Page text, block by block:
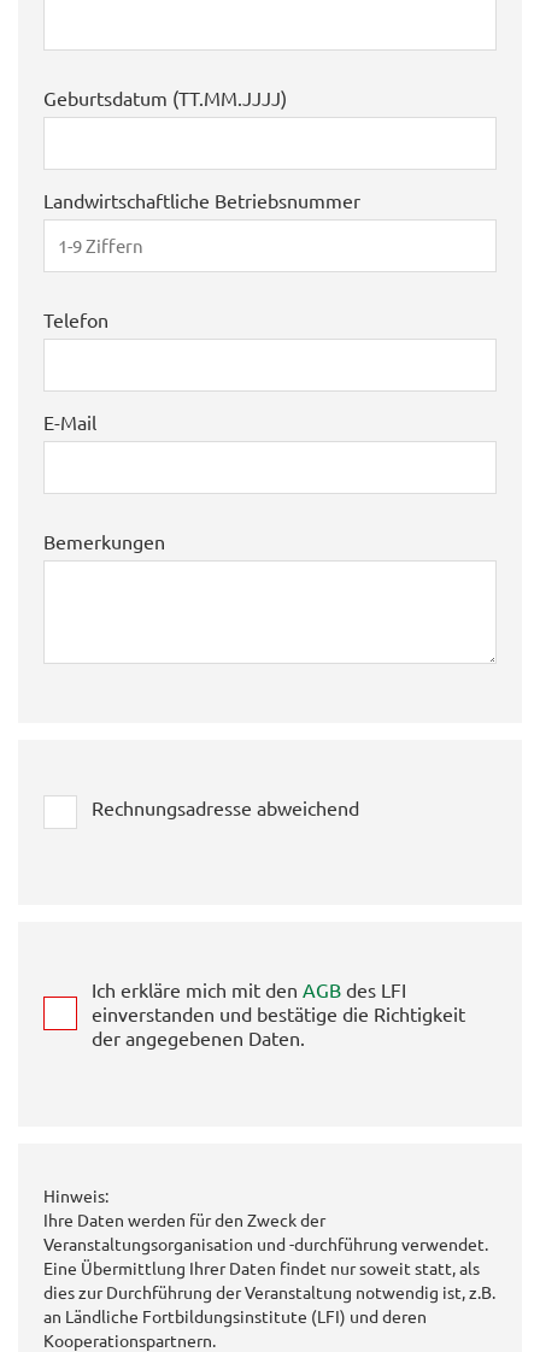
Geburtsdatum (TT.MM.JJJJ)
Landwirtschaftliche Betriebsnummer
Telefon
E-Mail
Bemerkungen
Rechnungsadresse abweichend
Ich erkläre mich mit den AGB des LFI
einverstanden und bestätige die Richtigkeit
der angegebenen Daten.
Hinweis:
Ihre Daten werden für den Zweck der
Veranstaltungsorganisation und -durchführung verwendet.
Eine Übermittlung Ihrer Daten findet nur soweit statt, als
dies zur Durchführung der Veranstaltung notwendig ist, z.B.
an Ländliche Fortbildungsinstitute (LFI) und deren
Kooperationspartnern.